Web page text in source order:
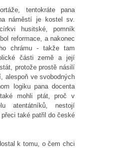
tentokráte pana
náměstí je kostel sv.
husitské, pomník
reformace, a nakonec
chrámu - takže tam
části země a její
protože prostě násilí
alespoň ve svobodných
logiku pana docenta
mohli ptát, proč v
atentátníků, nestojí
také patřil do české
k tomu, o čem chci